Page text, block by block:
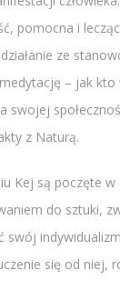
pomocna i
ze
– jak
swojej
z Naturą.
Kej są poczęte w
do sztuki,
swój
się od niej,